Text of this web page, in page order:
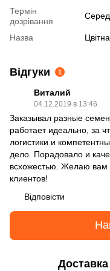
Термін
дозрівання
Назва
Відгуки 1
Виталий
04.12.2019 в 13:46
Заказывал разные
работает идеально, за
логистики и
дело. Порадовало и
всхожестью. Желаю вам
клиентов!
Відповісти
Доставка